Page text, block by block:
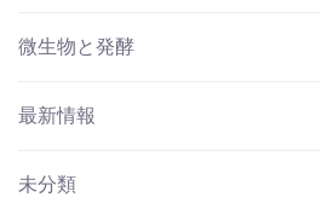
微生物と発酵
最新情報
未分類